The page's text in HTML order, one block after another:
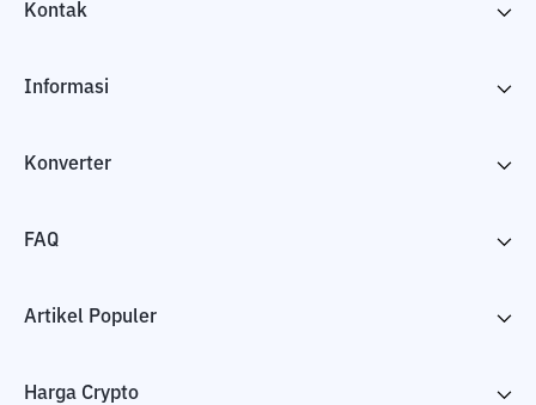
Kontak
Informasi
Konverter
FAQ
Artikel Populer
Harga Crypto